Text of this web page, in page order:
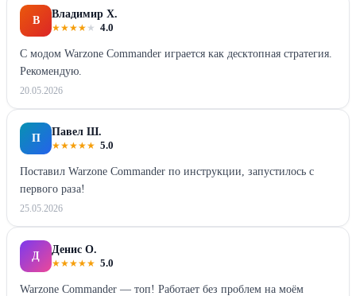
В
Владимир Х.
★★★★ ★ 4.0
С модом Warzone Commander играется как десктопная стратегия.
Рекомендую.
20.05.2026
П
Павел Ш.
★★★★★ 5.0
Поставил Warzone Commander по инструкции, запустилось с
первого раза!
25.05.2026
Д
Денис О.
★★★★★ 5.0
Warzone Commander — топ! Работает без проблем на моём